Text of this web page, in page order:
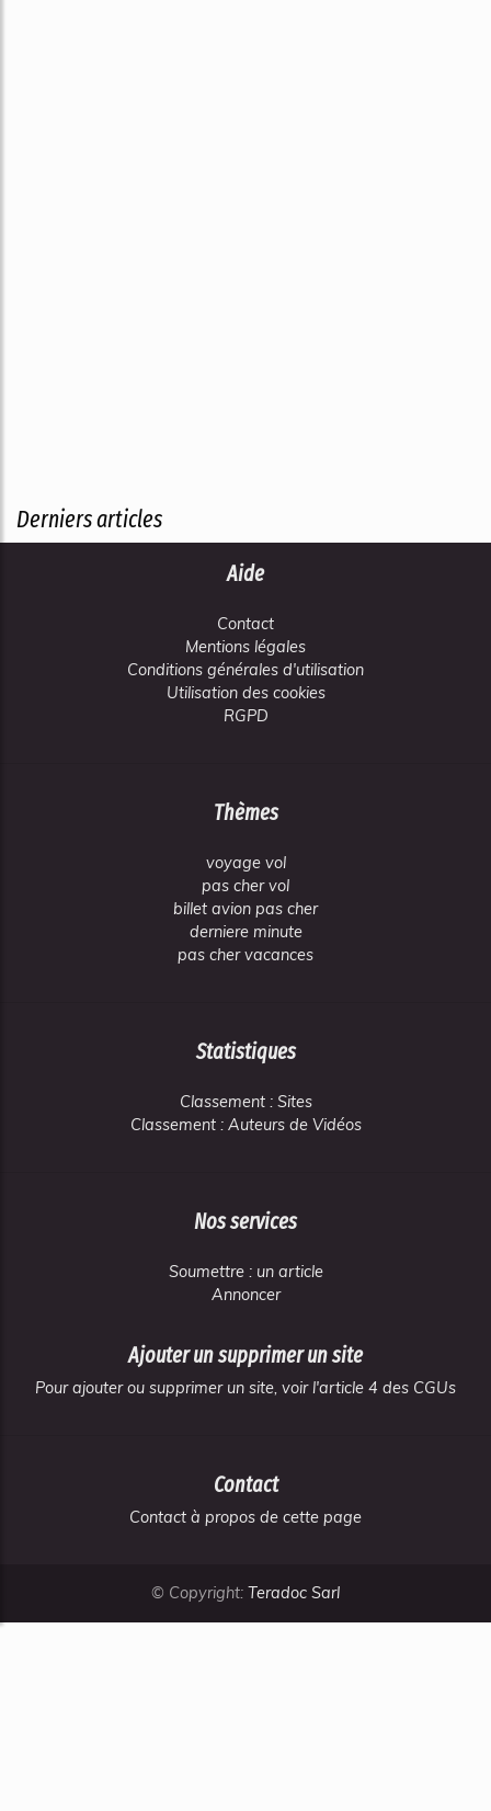
Derniers articles
Aide
Contact
Mentions légales
Conditions générales d'utilisation
Utilisation des cookies
RGPD
Thèmes
voyage vol
pas cher vol
billet avion pas cher
derniere minute
pas cher vacances
Statistiques
Classement : Sites
Classement : Auteurs de Vidéos
Nos services
Soumettre : un article
Annoncer
Ajouter un supprimer un site
Pour ajouter ou supprimer un site, voir l'article 4 des CGUs
Contact
Contact à propos de cette page
© Copyright: Teradoc Sarl